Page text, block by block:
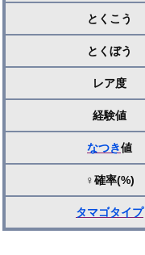
とくこう
とくぼう
レア度
経験値
なつき値
♀確率(%)
タマゴタイプ